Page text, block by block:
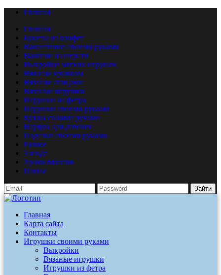
Главная
Главная
Букеты из конфет
Валентинки своими руками
Валяние из шерсти
Выкройки мягких игрушек
Вязание крючком
Вязание спицами
Вязаные игрушки
Игрушки из фетра
Игрушки своими руками
Куклы своими руками
Наряды для девочек
Поделки своими руками
Разное
Тильда
Уроки вязания
Шитье
Зайти
Главная
Карта сайта
Контакты
Игрушки своими руками
Выкройки
Вязаные игрушки
Игрушки из фетра